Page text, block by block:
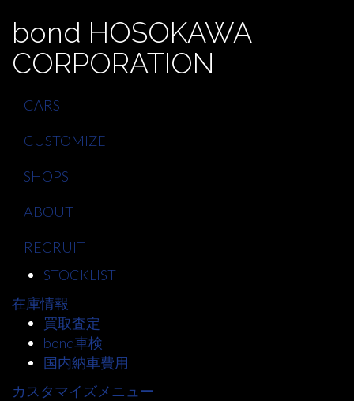
bond HOSOKAWA
CORPORATION
CARS
CUSTOMIZE
SHOPS
ABOUT
RECRUIT
STOCKLIST
在庫情報
買取査定
bond車検
国内納車費用
カスタマイズメニュー